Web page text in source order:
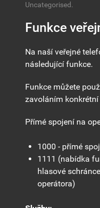
Uncategorised.
Funkce
Na naší veřejné
následující funkce.
Funkce můžete
zavoláním konkrétní
Přímé spojení na
1000 - přímé
1111 (nabídka
hlasové
operátora)